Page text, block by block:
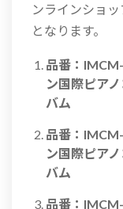
ンラインショ
となります。
品番：
ン国際ピア
バム
品番：
ン国際ピア
バム
品番：